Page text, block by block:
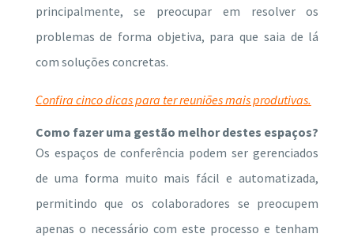
principalmente, se preocupar em resolver os
problemas de forma objetiva, para que saia de lá
com soluções concretas.
Confira cinco dicas para ter reuniões mais produtivas.
Como fazer uma gestão melhor destes espaços?
Os espaços de conferência podem ser gerenciados
de uma forma muito mais fácil e automatizada,
permitindo que os colaboradores se preocupem
apenas o necessário com este processo e tenham